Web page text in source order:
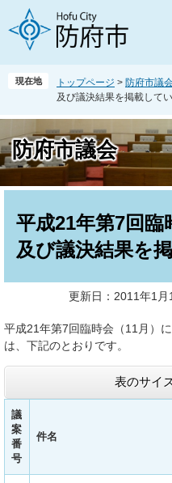
。
て
本
現在地 トップページ > 防府市議
及び議決結果を掲載して
防府市議会
平成21年第7回臨
及び議決結果を
更新日：2011年1月
平成21年第7回臨時会（11月）
は、下記のとおりです。
表のサイ
議
案
番
号
件名